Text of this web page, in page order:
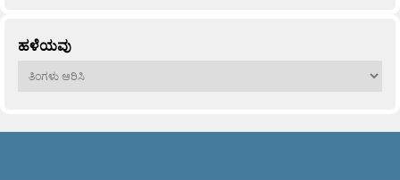
ಹಳೆಯವು
ಹಳೆಯವು